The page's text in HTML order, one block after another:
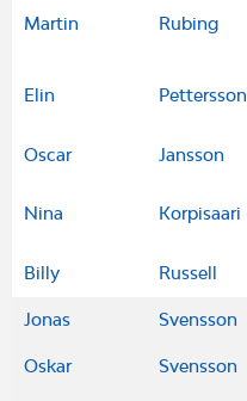
Martin Rubing
Elin Pettersson
Oscar Jansson
Nina Korpisaari
Billy Russell
Jonas Svensson
Oskar Svensson